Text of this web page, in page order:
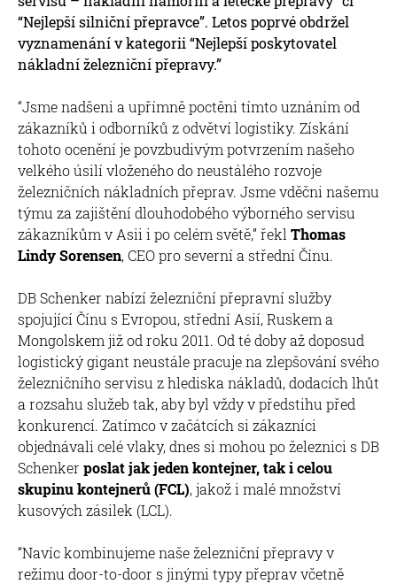
“Nejlepší silniční přepravce”. Letos poprvé obdržel
vyznamenání v kategorii “Nejlepší poskytovatel
nákladní železniční přepravy.”
“Jsme nadšeni a upřímně poctěni tímto uznáním od
zákazníků i odborníků z odvětví logistiky. Získání
tohoto ocenění je povzbudivým potvrzením našeho
velkého úsilí vloženého do neustálého rozvoje
železničních nákladních přeprav. Jsme vděčni našemu
týmu za zajištění dlouhodobého výborného servisu
zákazníkům v Asii i po celém světě,” řekl Thomas
Lindy Sorensen, CEO pro severní a střední Čínu.
DB Schenker nabízí železniční přepravní služby
spojující Čínu s Evropou, střední Asií, Ruskem a
Mongolskem již od roku 2011. Od té doby až doposud
logistický gigant neustále pracuje na zlepšování svého
železničního servisu z hlediska nákladů, dodacích lhůt
a rozsahu služeb tak, aby byl vždy v předstihu před
konkurencí. Zatímco v začátcích si zákazníci
objednávali celé vlaky, dnes si mohou po železnici s DB
Schenker poslat jak jeden kontejner, tak i celou
skupinu kontejnerů (FCL), jakož i malé množství
kusových zásilek (LCL).
“Navíc kombinujeme naše železniční přepravy v
režimu door-to-door s jinými typy přeprav včetně